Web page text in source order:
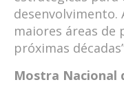
desenvolvimento.
maiores áreas de
próximas
Mostra Nacional